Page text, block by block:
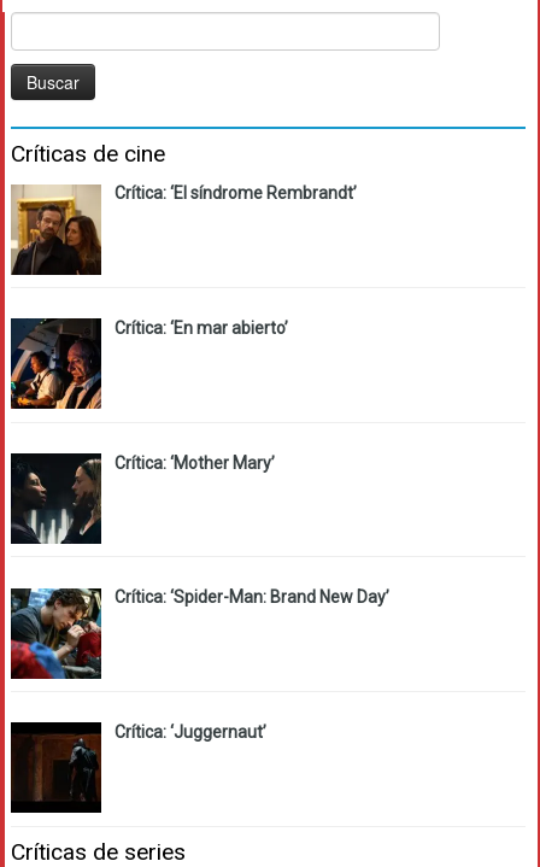
Críticas de cine
Crítica: ‘El síndrome Rembrandt’
Crítica: ‘En mar abierto’
Crítica: ‘Mother Mary’
Crítica: ‘Spider-Man: Brand New Day’
Crítica: ‘Juggernaut’
Críticas de series